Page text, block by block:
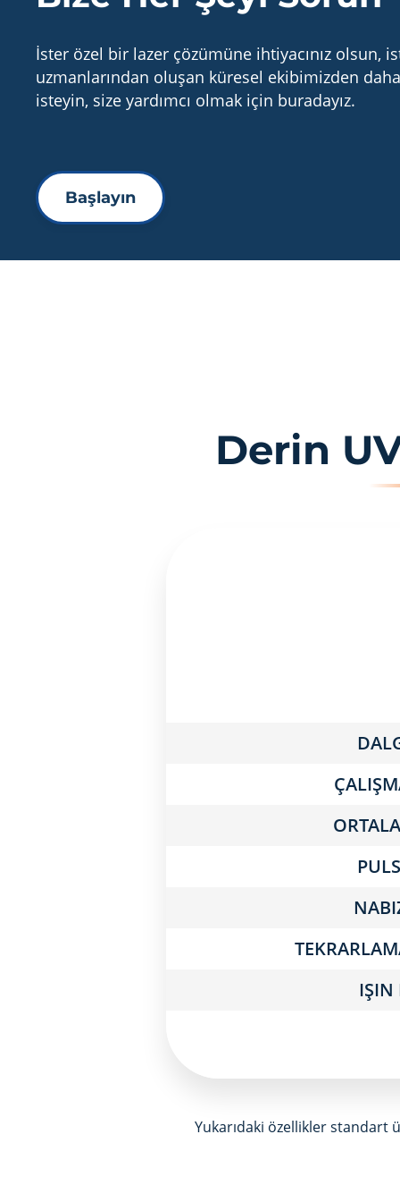
İster özel bir lazer çözümüne ihtiyacınız olsun,
uzmanlarından oluşan küresel ekibimizden
isteyin, size yardımcı olmak için buradayız.
Başlayın
Derin
IŞIN
Yukarıdaki özellikler